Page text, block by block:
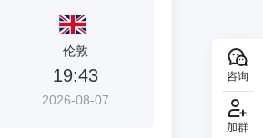
咨询
加群
伦敦
19:43
2026-08-07